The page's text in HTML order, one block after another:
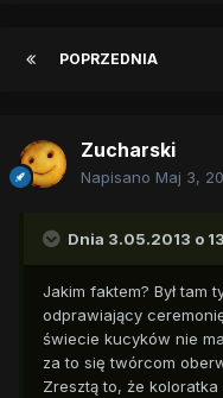
POPRZEDNIA
Zucharski
Napisano Maj 3,
Dnia 3.05.2013 o
Jakim faktem? Był tam
odprawiający
świecie kucyków nie
za to się twórcom
Zresztą to, że